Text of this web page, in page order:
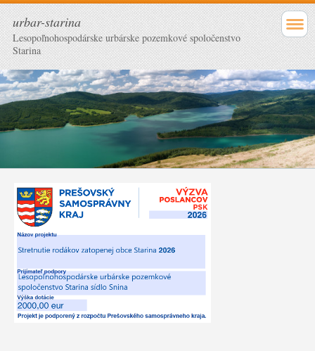
urbar-starina
Lesopoľnohospodárske urbárske pozemkové spoločenstvo
Starina